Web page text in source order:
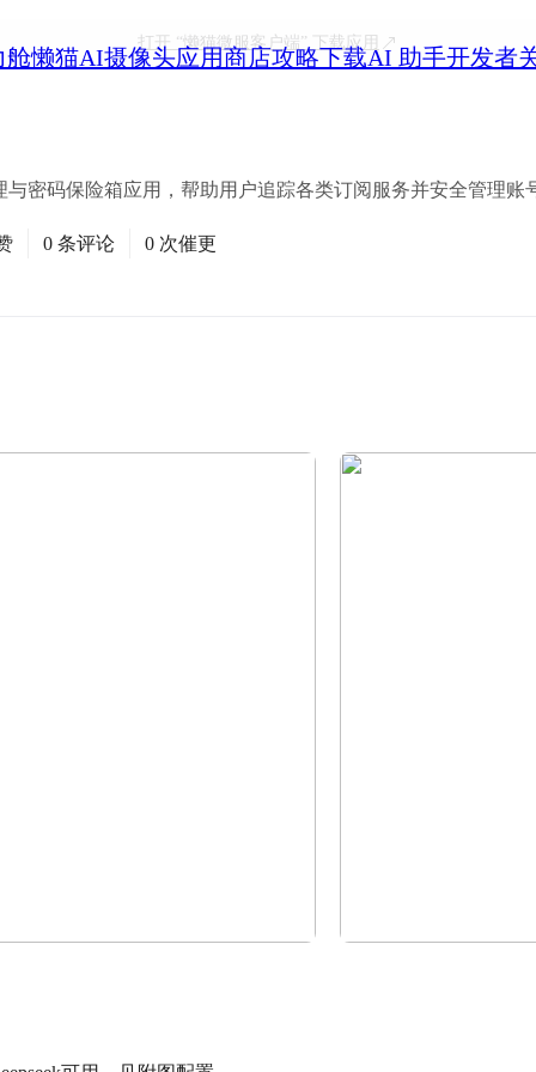
舱懒猫AI摄像头应用商店攻略下载AI 助手开发者
打开 “懒猫微服客户端”下载应用
与密码保险箱应用，帮助用户追踪各类订阅服务并安全管理账
0 条评论 0 次催更